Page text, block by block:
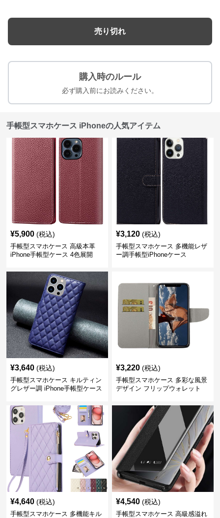
売り切れ
購入時のルール
必ず購入前にお読みください。
手帳型スマホケース iPhoneの人気アイテム
¥5,900 (税込)
手帳型スマホケース 高級本革
iPhone手帳型ケース 4色展開
¥3,120 (税込)
手帳型スマホケース 多機能レザ
ー調手帳型iPhoneケース
¥3,640 (税込)
手帳型スマホケース キルティン
グレザー調 iPhone手帳型ケース
¥3,220 (税込)
手帳型スマホケース 多彩な風景
デザイン フリップウォレット
¥4,640 (税込)
手帳型スマホケース 多機能キル
¥4,540 (税込)
手帳型スマホケース 高級感溢れ